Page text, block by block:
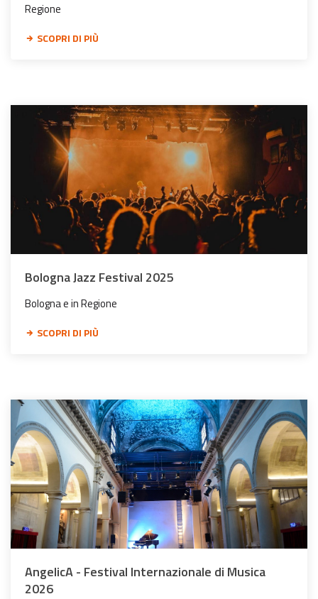
Regione
SCOPRI DI PIÙ
Bologna Jazz Festival 2025
Bologna e in Regione
SCOPRI DI PIÙ
AngelicA - Festival Internazionale di Musica
2026